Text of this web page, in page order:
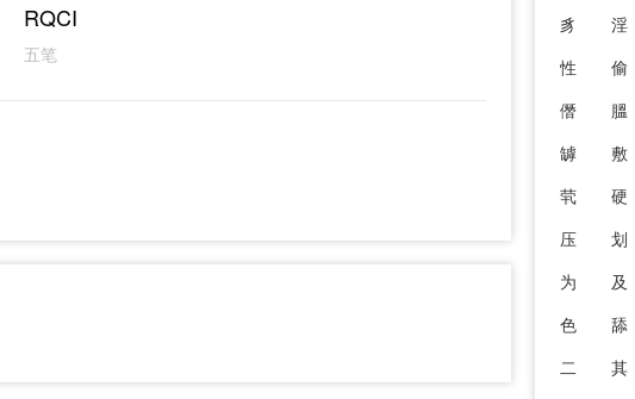
RQCI
五笔
豸 淫
性
偷
僭
膃
罅
敷
茕
硬
压
划
为
及
色
舔
二
其